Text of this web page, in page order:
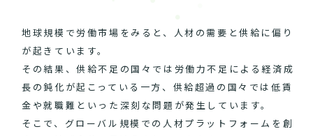
地球規模で労働市場をみると、人材の需要と供給に偏り
が起きています。
その結果、供給不足の国々では労働力不足による経済成
長の鈍化が起こっている一方、供給超過の国々では低賃
金や就職難といった深刻な問題が発生しています。
そこで、グローバル規模での人材プラットフォームを創